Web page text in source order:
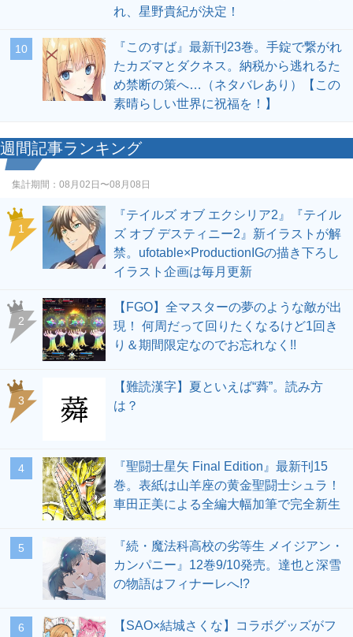
れ、星野貴紀が決定！
10
『このすば』最新刊23巻。手錠で繋がれ
たカズマとダクネス。納税から逃れるた
め禁断の策へ…（ネタバレあり）【この
素晴らしい世界に祝福を！】
週間記事ランキング
集計期間： 08月02日〜08月08日
1
『テイルズ オブ エクシリア2』『テイル
ズ オブ デスティニー2』新イラストが解
禁。ufotable×ProductionIGの描き下ろし
イラスト企画は毎月更新
2
【FGO】全マスターの夢のような敵が出
現！ 何周だって回りたくなるけど1回き
り＆期間限定なのでお忘れなく!!
3
【難読漢字】夏といえば“蕣”。読み方
は？
4
『聖闘士星矢 Final Edition』最新刊15
巻。表紙は山羊座の黄金聖闘士シュラ！
車田正美による全編大幅加筆で完全新生
5
『続・魔法科高校の劣等生 メイジアン・
カンパニー』12巻9/10発売。達也と深雪
の物語はフィナーレへ!?
6
【SAO×結城さくな】コラボグッズがフ